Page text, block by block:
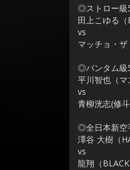
◎ストロー級
田上こゆる（
vs
マッチョ・ザ
◎バンタム級
平川智也（マ
vs
青柳洸志(修
◎全日本新空
澤谷 大樹（
vs
龍翔（BLACK